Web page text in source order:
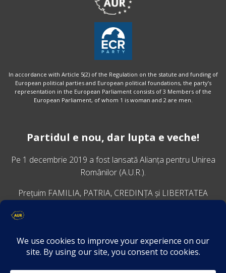
In accordance with Article 5(2) of the Regulation on the statute and funding of
European political parties and European political foundations, the party’s
representation in the European Parliament consists of 3 Members of the
European Parliament, of whom 1 is woman and 2 are men.
Partidul e nou, dar lupta e veche!
Pe 1 decembrie 2019 a fost lansatăAlianța pentru Unirea
Românilor (A.U.R.).
Prețuim FAMILIA, PATRIA, CREDINȚA și LIBERTATEA
VINO ALĂTURI DE NOI